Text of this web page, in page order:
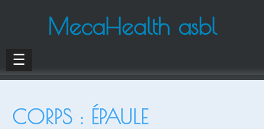
MecaHealth asbl
☰
CORPS : ÉPAULE